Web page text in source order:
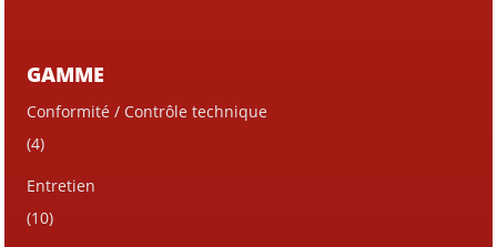
GAMME
Conformité / Contrôle technique
(4)
Entretien
(10)